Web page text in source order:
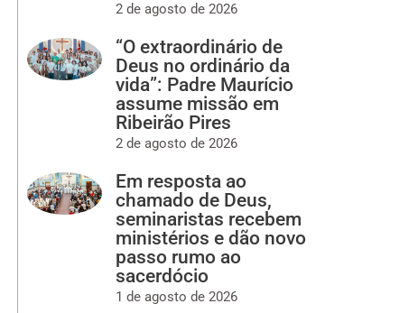
2 de agosto de 2026
“O extraordinário de
Deus no ordinário da
vida”: Padre Maurício
assume missão em
Ribeirão Pires
2 de agosto de 2026
Em resposta ao
chamado de Deus,
seminaristas recebem
ministérios e dão novo
passo rumo ao
sacerdócio
1 de agosto de 2026